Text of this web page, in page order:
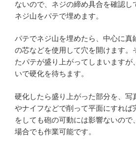
ないので、ネジの締め具合を確認し
ネジ山をパテで埋めます。
パテでネジ山を埋めたら、中心に真
の芯などを使用して穴を開けます。
たパテが盛り上がってしまいますが
いで硬化を待ちます。
硬化したら盛り上がった部分を、写
やナイフなどで削って平面にすれば
をしても砲の可動には影響ないので
場合でも作業可能です。